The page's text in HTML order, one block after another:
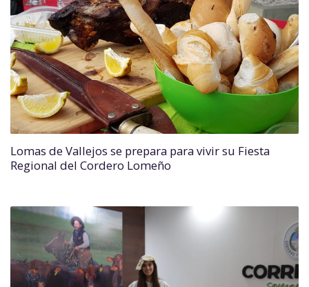
Lomas de Vallejos se prepara para vivir su Fiesta
Regional del Cordero Lomeño